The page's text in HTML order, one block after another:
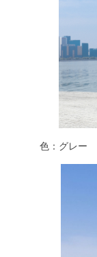
色：グレー